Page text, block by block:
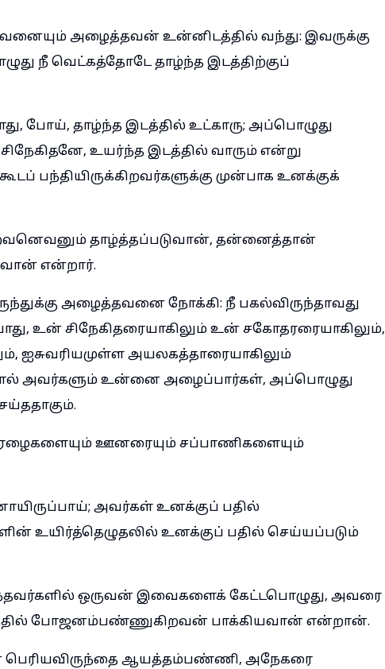
அழைத்தவன் உன்னிடத்தில் வந்து: இவருக்கு
நீ வெட்கத்தோடே தாழ்ந்த இடத்திற்குப்
போய், தாழ்ந்த இடத்தில் உட்காரு; அப்பொழுது
உயர்ந்த இடத்தில் வாரும் என்று
பந்தியிருக்கிறவர்களுக்கு முன்பாக உனக்குக்
தாழ்த்தப்படுவான், தன்னைத்தான்
என்றார்.
அழைத்தவனை நோக்கி: நீ பகல்விருந்தாவது
உன் சிநேகிதரையாகிலும் உன் சகோதரரையாகிலும்,
ஐசுவரியமுள்ள அயலகத்தாரையாகிலும்
அவர்களும் உன்னை அழைப்பார்கள், அப்பொழுது
ஊனரையும் சப்பாணிகளையும்
அவர்கள் உனக்குப் பதில்
உயிர்த்தெழுதலில் உனக்குப் பதில் செய்யப்படும்
ஒருவன் இவைகளைக் கேட்டபொழுது, அவரை
போஜனம்பண்ணுகிறவன் பாக்கியவான் என்றான்.
பெரியவிருந்தை ஆயத்தம்பண்ணி, அநேகரை